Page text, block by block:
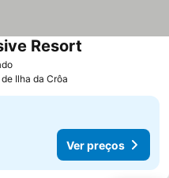
Ver preços
Resort
Ilha da Crôa
Ver preços